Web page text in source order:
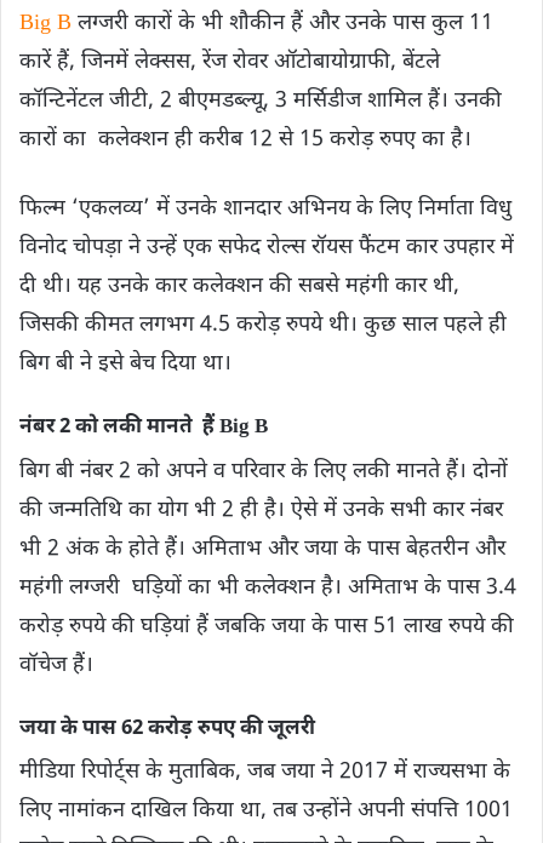
Big B लग्जरी कारों के भी शौकीन हैं और उनके पास कुल 11
कारें हैं, जिनमें लेक्सस, रेंज रोवर ऑटोबायोग्राफी, बेंटले
कॉन्टिनेंटल जीटी, 2 बीएमडब्ल्यू, 3 मर्सिडीज शामिल हैं। उनकी
कारों का कलेक्शन ही करीब 12 से 15 करोड़ रुपए का है।
फिल्म ‘एकलव्य’ में उनके शानदार अभिनय के लिए निर्माता विधु
विनोद चोपड़ा ने उन्हें एक सफेद रोल्स रॉयस फैंटम कार उपहार में
दी थी। यह उनके कार कलेक्शन की सबसे महंगी कार थी,
जिसकी कीमत लगभग 4.5 करोड़ रुपये थी। कुछ साल पहले ही
बिग बी ने इसे बेच दिया था।
नंबर 2 को लकी मानते हैं Big B
बिग बी नंबर 2 को अपने व परिवार के लिए लकी मानते हैं। दोनों
की जन्मतिथि का योग भी 2 ही है। ऐसे में उनके सभी कार नंबर
भी 2 अंक के होते हैं। अमिताभ और जया के पास बेहतरीन और
महंगी लग्जरी घड़ियों का भी कलेक्शन है। अमिताभ के पास 3.4
करोड़ रुपये की घड़ियां हैं जबकि जया के पास 51 लाख रुपये की
वॉचेज हैं।
जया के पास 62 करोड़ रुपए की जूलरी
मीडिया रिपोर्ट्स के मुताबिक, जब जया ने 2017 में राज्यसभा के
लिए नामांकन दाखिल किया था, तब उन्होंने अपनी संपत्ति 1001